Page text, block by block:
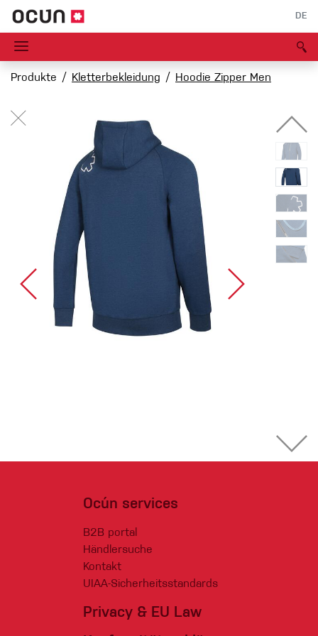
DE
Produkte Kletterbekleidung Hoodie Zipper Men
Ocún services
B2B portal
Händlersuche
Kontakt
UIAA-Sicherheitsstandards
Privacy & EU Law